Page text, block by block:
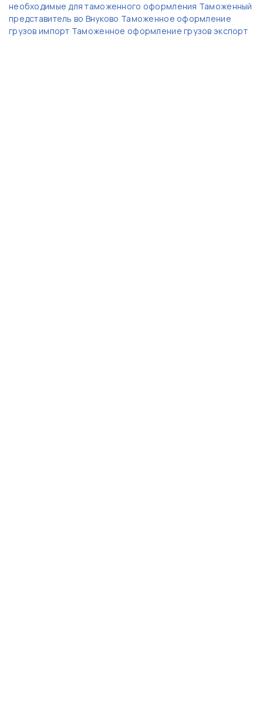
необходимые для таможенного оформления Таможенный
представитель во Внуково Таможенное оформление
грузов импорт Таможенное оформление грузов экспорт